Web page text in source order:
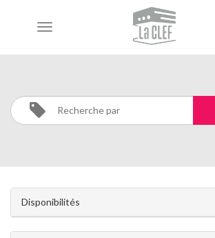
Toggle
DANSE
Activités
Disponibilités